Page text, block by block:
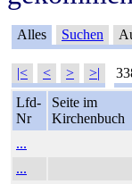
Alles Suchen
|< < > >|
Lfd-
Nr
Seite im
Kirchenbuch
...
...